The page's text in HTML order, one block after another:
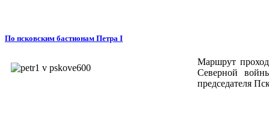
По псковским бастионам Петра I
Маршрут
Северной
председателя